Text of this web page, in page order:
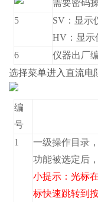
需要密码
5
SV：显示
HV：显示
6
仪器出厂编
选择菜单进入直流电
编
号
1
一级操作目录
功能被选定后
小提示：光标
标快速跳转到